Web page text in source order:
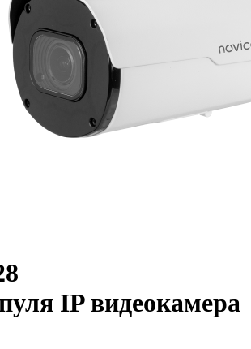
IP видеокамера